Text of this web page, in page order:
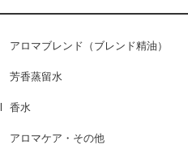
アロマブレンド（ブレンド精油）
芳香蒸留水
香水
アロマケア・その他